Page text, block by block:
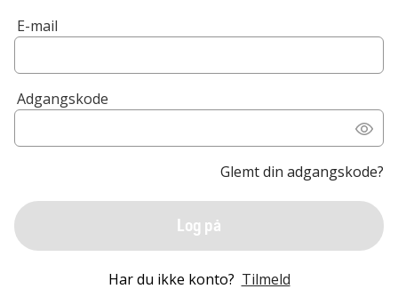
E-mail
Adgangskode
Glemt din adgangskode?
Log på
Har du ikke konto? Tilmeld